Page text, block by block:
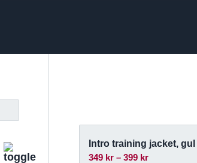
Intro training jacket, gul
349 kr – 399 krPrisintervall: